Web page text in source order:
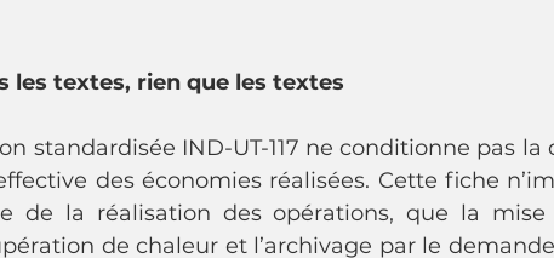
les textes, rien que les textes
standardisée IND-UT-117 ne conditionne pas la
des économies réalisées. Cette fiche
de la réalisation des opérations, que la
de chaleur et l’archivage par le